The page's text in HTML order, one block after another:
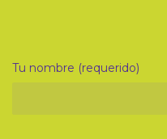
Tu nombre (requerido)